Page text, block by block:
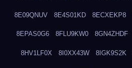
8E09QNUV 8E4S01KD 8ECXEKP8
8EPAS0G6 8FLU9KW0 8GN4ZHDF
8HV1LF0X 8I0XX43W 8IGK9S2K